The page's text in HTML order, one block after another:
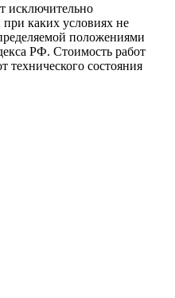
исключительно
каких условиях не
положениями
РФ. Стоимость работ
технического состояния